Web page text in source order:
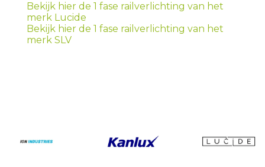
Bekijk hier de 1 fase railverlichting van het
merk Lucide
Bekijk hier de 1 fase railverlichting van het
merk SLV